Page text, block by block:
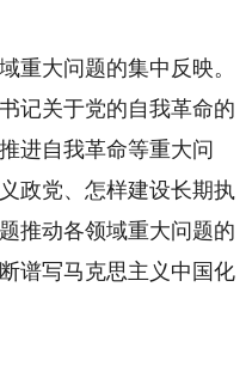
大问题的集中反映。
记关于党的自我革命的
进自我革命等重大问
政党、怎样建设长期执
推动各领域重大问题的
谱写马克思主义中国化